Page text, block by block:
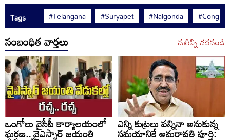
Tags #Telangana #Suryapet #Nalgonda
సంబంధిత వార్తలు మరిన్ని చదవండి
ఒంగోలు వైసీపీ కార్యాలయంలో
ఘర్షణ.. వైఎస్సార్ జయంతి
ఎన్ని కుట్రలు పన్నినా అనుకున్న
సమయానికే అమరావతి పూర్తి: